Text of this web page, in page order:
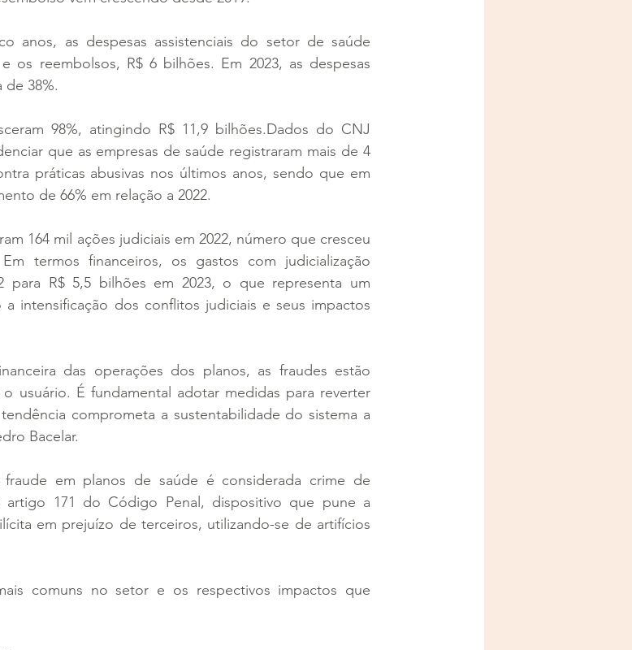
anos, as despesas assistenciais do setor de saúde
os reembolsos, R$ 6 bilhões. Em 2023, as despesas
de 38%.
98%, atingindo R$ 11,9 bilhões.Dados do CNJ
que as empresas de saúde registraram mais de 4
práticas abusivas nos últimos anos, sendo que em
de 66% em relação a 2022.
164 mil ações judiciais em 2022, número que cresceu
termos financeiros, os gastos com judicialização
para R$ 5,5 bilhões em 2023, o que representa um
intensificação dos conflitos judiciais e seus impactos
das operações dos planos, as fraudes estão
usuário. É fundamental adotar medidas para reverter
comprometa a sustentabilidade do sistema a
Bacelar.
em planos de saúde é considerada crime de
artigo 171 do Código Penal, dispositivo que pune a
em prejuízo de terceiros, utilizando-se de artifícios
comuns no setor e os respectivos impactos que